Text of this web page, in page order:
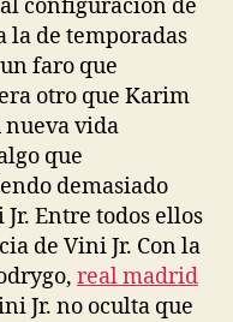
configuración de
de temporadas
faro que
otro que Karim
nueva vida
que
demasiado
Entre todos ellos
de Vini Jr. Con la
real madrid
Jr. no oculta que